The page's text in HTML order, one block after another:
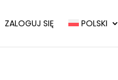
ZALOGUJ SIĘ POLSKI